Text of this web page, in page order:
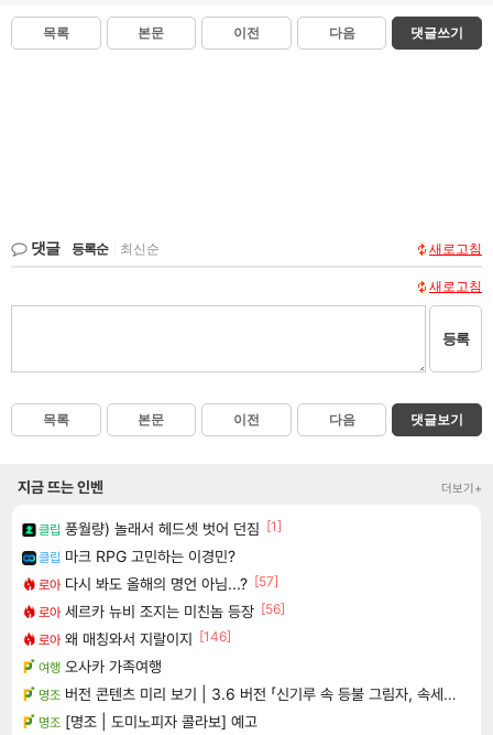
목록 본문 이전 다음 댓글쓰기
댓글 등록순 최신순 새로고침
새로고침
등록
목록 본문 이전 다음 댓글보기
지금 뜨는 인벤 더보기+
클립 풍월량) 놀래서 헤드셋 벗어 던짐 [1]
클립 마크 RPG 고민하는 이경민?
로아 다시 봐도 올해의 명언 아님...? [57]
로아 세르카 뉴비 조지는 미친놈 등장 [56]
로아 왜 매칭와서 지랄이지 [146]
여행 오사카 가족여행
명조 버전 콘텐츠 미리 보기 | 3.6 버전 「신기루 속 등불 그림자, 속세에 깃든 검의 결심」이 8월 20일에 업데이트됩니다!
명조 [명조 | 도미노피자 콜라보] 예고